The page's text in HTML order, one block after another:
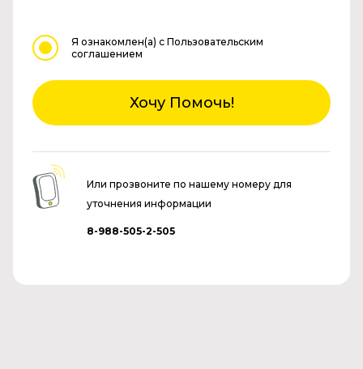
Я ознакомлен(а) с Пользовательским
соглашением
Хочу Помочь!
Или прозвоните по нашему номеру для
уточнения информации
8-988-505-2-505